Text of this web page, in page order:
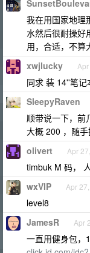
我在用国家地理
水然后很耐操好
用，合适，不算
xwjlucky
同求 装 14''笔
SleepyRaven
顺带说一下，前
大概 200 ，随
olivert Apr
timbuk M 码，
wxVIP Apr
level8
JamesR Apr
一直用健身包，